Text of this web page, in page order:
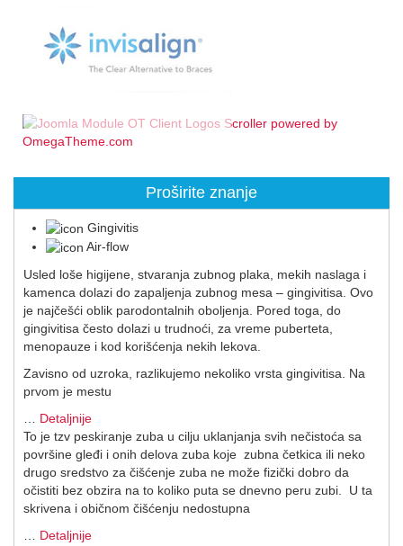
Proširite znanje
Gingivitis
Air-flow
Usled loše higijene, stvaranja zubnog plaka, mekih naslaga i
kamenca dolazi do zapaljenja zubnog mesa – gingivitisa. Ovo
je najčešći oblik parodontalnih oboljenja. Pored toga, do
gingivitisa često dolazi u trudnoći, za vreme puberteta,
menopauze i kod korišćenja nekih lekova.
Zavisno od uzroka, razlikujemo nekoliko vrsta gingivitisa. Na
prvom je mestu
Detaljnije
To je tzv peskiranje zuba u cilju uklanjanja svih nečistoća sa
površine gleđi i onih delova zuba koje zubna četkica ili neko
drugo sredstvo za čišćenje zuba ne može fizički dobro da
očistiti bez obzira na to koliko puta se dnevno peru zubi. U ta
skrivena i običnom čišćenju nedostupna
Detaljnije